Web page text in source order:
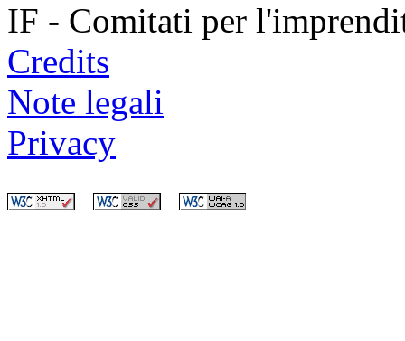
IF - Comitati per
Credits
Note legali
Privacy